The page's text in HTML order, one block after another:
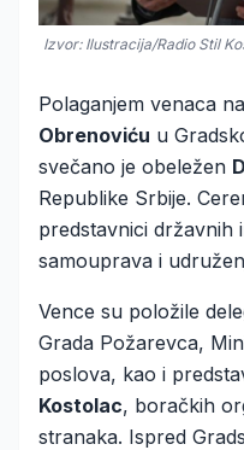
Izvor: Ilustracija/Radio Stil
Polaganjem venaca
Obrenoviću u
svečano je obeležen
Republike Srbije.
predstavnici državnih
samouprava i
Vence su položile
Grada Požarevca,
poslova, kao i
Kostolac, boračkih
stranaka. Ispred